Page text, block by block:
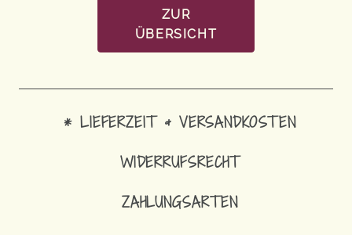
SCHLÜSSELBAND MIT
ZUR
ÜBERSICHT
* LIEFERZEIT & VERSANDKOSTEN
WIDERRUFSRECHT
ZAHLUNGSARTEN